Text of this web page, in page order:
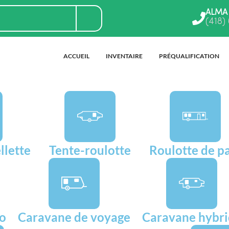
ALMA
(418)
ACCUEIL INVENTAIRE PRÉQUALIFICATION
Tente-roulotte Roulotte de
Caravane de voyage Caravane